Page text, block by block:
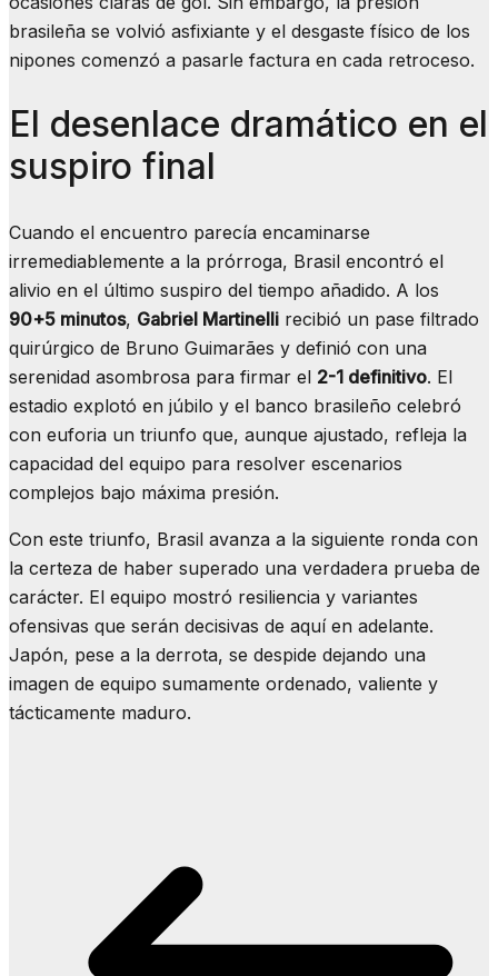
brasileña se volvió asfixiante y el desgaste físico de los
nipones comenzó a pasarle factura en cada retroceso.
El desenlace dramático en el
suspiro final
Cuando el encuentro parecía encaminarse
irremediablemente a la prórroga, Brasil encontró el
alivio en el último suspiro del tiempo añadido. A los
90+5 minutos, Gabriel Martinelli recibió un pase filtrado
quirúrgico de Bruno Guimarães y definió con una
serenidad asombrosa para firmar el 2-1 definitivo. El
estadio explotó en júbilo y el banco brasileño celebró
con euforia un triunfo que, aunque ajustado, refleja la
capacidad del equipo para resolver escenarios
complejos bajo máxima presión.
Con este triunfo, Brasil avanza a la siguiente ronda con
la certeza de haber superado una verdadera prueba de
carácter. El equipo mostró resiliencia y variantes
ofensivas que serán decisivas de aquí en adelante.
Japón, pese a la derrota, se despide dejando una
imagen de equipo sumamente ordenado, valiente y
tácticamente maduro.